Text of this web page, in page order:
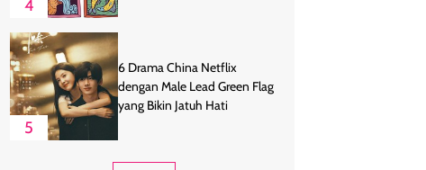
4
5
6 Drama China Netflix
dengan Male Lead Green Flag
yang Bikin Jatuh Hati